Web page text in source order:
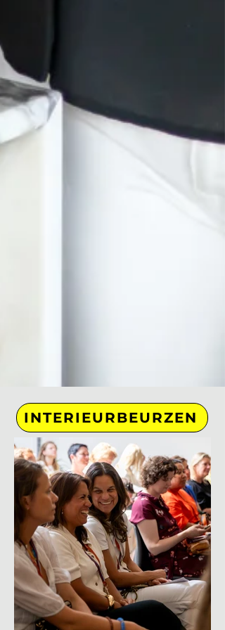
Mariska Luttikhedde
25 jul 2022
3 minuten om te lezen
VAKTECHNISCH
Wat jij moet weten van
INTERIEURBEURZEN